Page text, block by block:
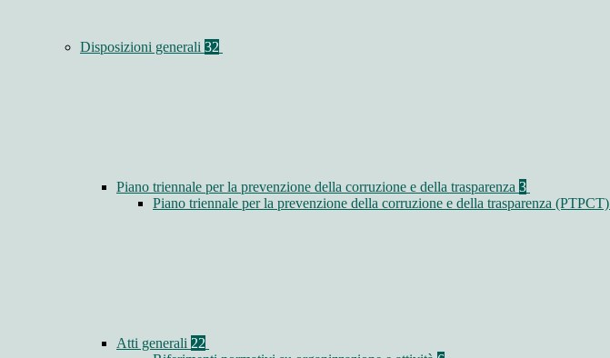
Disposizioni generali 32
Piano triennale per la prevenzione della corruzione e della trasparenza 3
Piano triennale per la prevenzione della corruzione e della trasparenza (PTPCT)
Atti generali 22